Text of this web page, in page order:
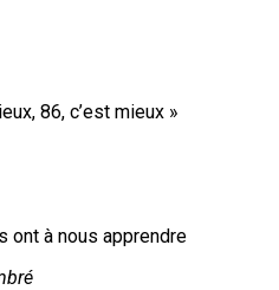
86, c’est mieux »
ont à nous apprendre